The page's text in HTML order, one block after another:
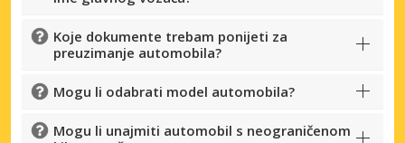
Koje dokumente trebam ponijeti za
preuzimanje automobila?
Mogu li odabrati model automobila?
Mogu li unajmiti automobil s neograničenom